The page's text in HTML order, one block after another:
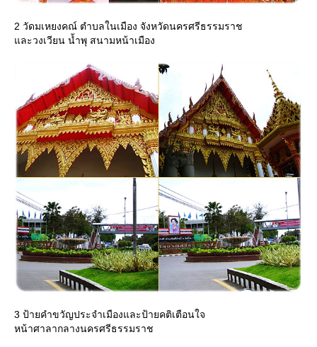
2 วัดมเหยงคณ์ ตำบลในเมือง จังหวัดนครศรีธรรมราช
ละวงเวียน น้ำพุ สนามหน้าเมือง
3 ป้ายคำขวัญประจำเมืองและป้ายคติเตือนใจ
หน้าศาลากลางนครศรีธรรมราช